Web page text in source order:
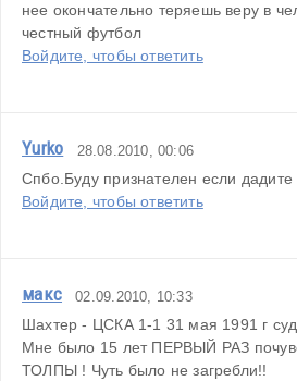
нее окончательно теряешь веру в
честный футбол
Войдите, чтобы ответить
Yurko 28.08.2010, 00:06
Спбо.Буду признателен если дадите
Войдите, чтобы ответить
макс 02.09.2010, 10:33
Шахтер - ЦСКА 1-1 31 мая 1991 г
Мне было 15 лет ПЕРВЫЙ РАЗ
ТОЛПЫ ! Чуть было не загребли!!